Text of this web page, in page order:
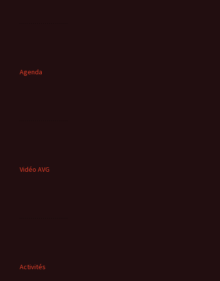
Agenda
Vidéo AVG
Activités